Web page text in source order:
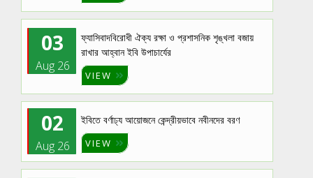
03
Aug 26
ফ্যাসিবাদবিরোধী ঐক্য রক্ষা ও প্রশাসনিক শৃঙ্খলা বজায়
রাখার আহ্বান ইবি উপাচার্যের
VIEW
02
Aug 26
ইবিতে বর্ণাঢ্য আয়োজনে কেন্দ্রীয়ভাবে নবীনদের বরণ
VIEW